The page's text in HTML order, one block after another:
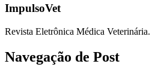
ImpulsoVet
Revista Eletrônica Médica Veterinária.
Navegação de Post